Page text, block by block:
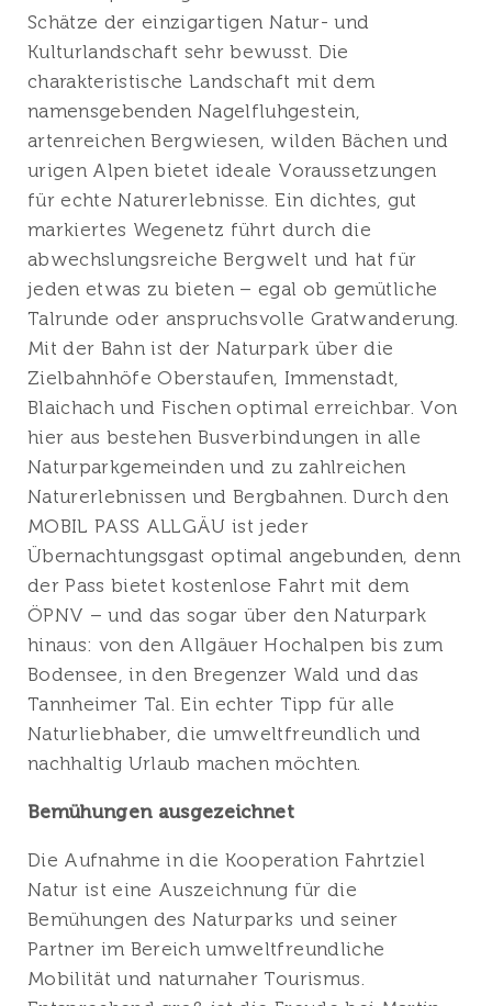
Schätze der einzigartigen Natur- und
Kulturlandschaft sehr bewusst. Die
charakteristische Landschaft mit dem
namensgebenden Nagelfluhgestein,
artenreichen Bergwiesen, wilden Bächen und
urigen Alpen bietet ideale Voraussetzungen
für echte Naturerlebnisse. Ein dichtes, gut
markiertes Wegenetz führt durch die
abwechslungsreiche Bergwelt und hat für
jeden etwas zu bieten – egal ob gemütliche
Talrunde oder anspruchsvolle Gratwanderung.
Mit der Bahn ist der Naturpark über die
Zielbahnhöfe Oberstaufen, Immenstadt,
Blaichach und Fischen optimal erreichbar. Von
hier aus bestehen Busverbindungen in alle
Naturparkgemeinden und zu zahlreichen
Naturerlebnissen und Bergbahnen. Durch den
MOBIL PASS ALLGÄU ist jeder
Übernachtungsgast optimal angebunden, denn
der Pass bietet kostenlose Fahrt mit dem
ÖPNV – und das sogar über den Naturpark
hinaus: von den Allgäuer Hochalpen bis zum
Bodensee, in den Bregenzer Wald und das
Tannheimer Tal. Ein echter Tipp für alle
Naturliebhaber, die umweltfreundlich und
nachhaltig Urlaub machen möchten.
Bemühungen ausgezeichnet
Die Aufnahme in die Kooperation Fahrtziel
Natur ist eine Auszeichnung für die
Bemühungen des Naturparks und seiner
Partner im Bereich umweltfreundliche
Mobilität und naturnaher Tourismus.